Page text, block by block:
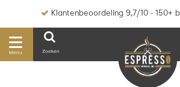
Klantenbeoordeling 9,7/10 - 150+
Menu Zoeken